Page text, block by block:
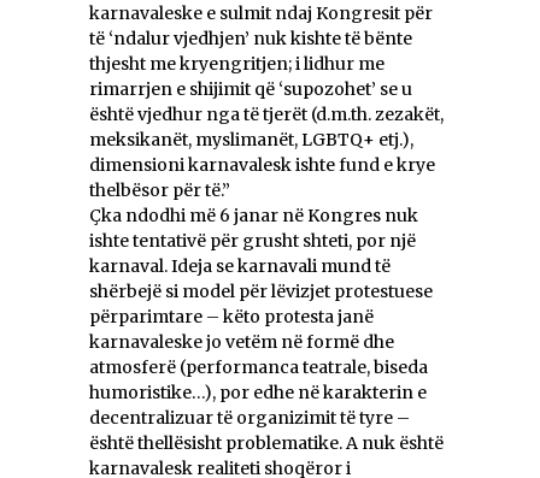
karnavaleske e sulmit ndaj Kongresit për
të ‘ndalur vjedhjen’ nuk kishte të bënte
thjesht me kryengritjen; i lidhur me
rimarrjen e shijimit që ‘supozohet’ se u
është vjedhur nga të tjerët (d.m.th. zezakët,
meksikanët, myslimanët, LGBTQ+ etj.),
dimensioni karnavalesk ishte fund e krye
thelbësor për të.”
Çka ndodhi më 6 janar në Kongres nuk
ishte tentativë për grusht shteti, por një
karnaval. Ideja se karnavali mund të
shërbejë si model për lëvizjet protestuese
përparimtare – këto protesta janë
karnavaleske jo vetëm në formë dhe
atmosferë (performanca teatrale, biseda
humoristike…), por edhe në karakterin e
decentralizuar të organizimit të tyre –
është thellësisht problematike. A nuk është
karnavalesk realiteti shoqëror i